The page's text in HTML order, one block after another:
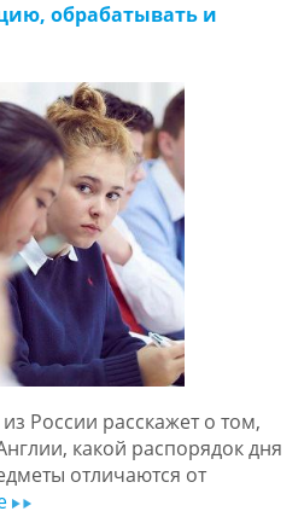
обрабатывать и
России расскажет о том,
какой распорядок дня
отличаются от
ar